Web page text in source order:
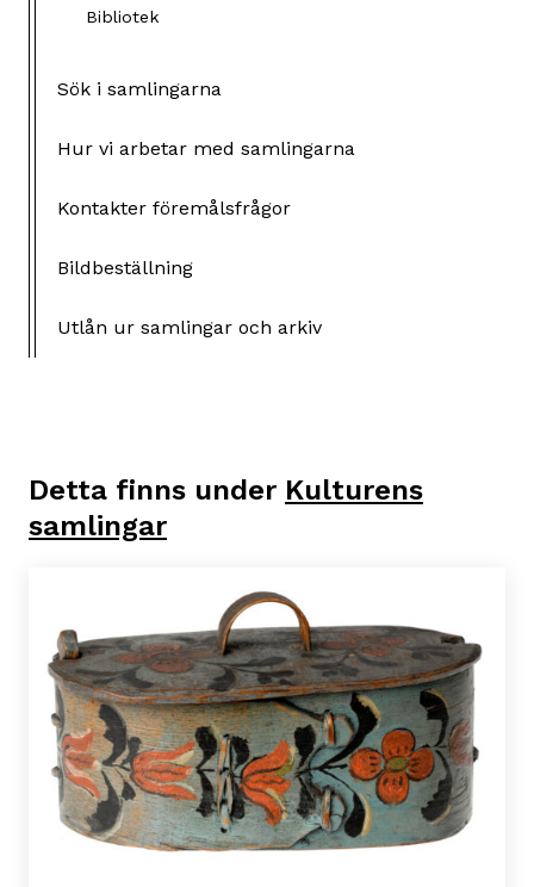
Bibliotek
Sök i samlingarna
Hur vi arbetar med samlingarna
Kontakter föremålsfrågor
Bildbeställning
Utlån ur samlingar och arkiv
Detta finns under Kulturens
samlingar